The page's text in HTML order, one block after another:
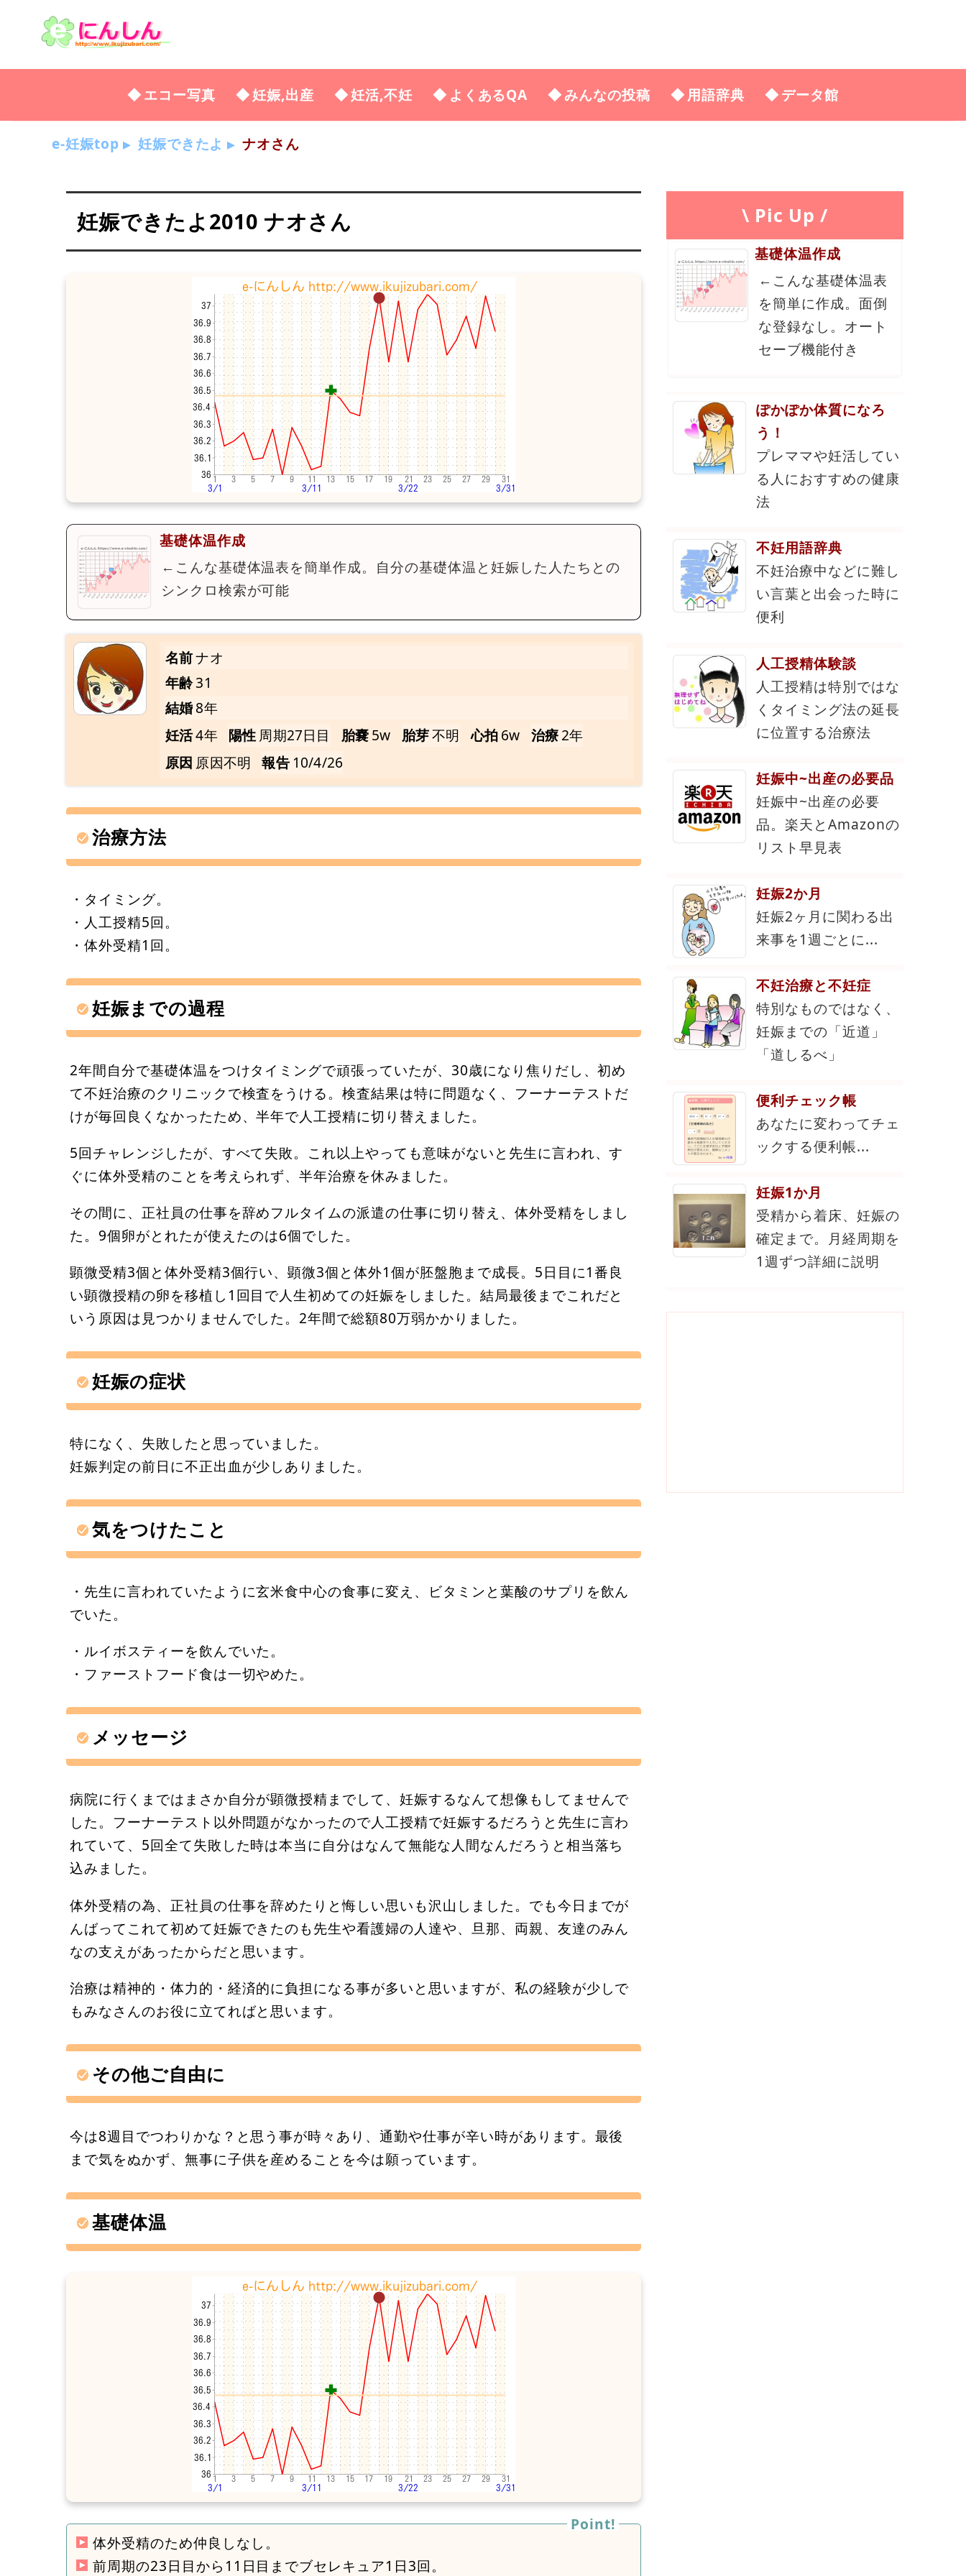
エコー写真 妊娠,出産 妊活,不妊 よくあるQA みんなの投稿 用語辞典 データ館
e-妊娠top 妊娠できたよ ナオさん
妊娠できたよ2010 ナオさん
基礎体温作成
←こんな基礎体温表を簡単作成。自分の基礎体温と妊娠した人たちとの
シンクロ検索が可能
名前ナオ
年齢31
結婚8年
妊活4年 陽性 周期27日目 胎嚢5w 胎芽不明 心拍6w 治療2年
原因 原因不明 報告 10/4/26
治療方法
・タイミング。
・人工授精5回。
・体外受精1回。
妊娠までの過程
2年間自分で基礎体温をつけタイミングで頑張っていたが、30歳になり焦りだし、初め
て不妊治療のクリニックで検査をうける。検査結果は特に問題なく、フーナーテストだ
けが毎回良くなかったため、半年で人工授精に切り替えました。
5回チャレンジしたが、すべて失敗。これ以上やっても意味がないと先生に言われ、す
ぐに体外受精のことを考えられず、半年治療を休みました。
その間に、正社員の仕事を辞めフルタイムの派遣の仕事に切り替え、体外受精をしまし
た。9個卵がとれたが使えたのは6個でした。
顕微受精3個と体外受精3個行い、顕微3個と体外1個が胚盤胞まで成長。5日目に1番良
い顕微授精の卵を移植し1回目で人生初めての妊娠をしました。結局最後までこれだと
いう原因は見つかりませんでした。2年間で総額80万弱かかりました。
妊娠の症状
特になく、失敗したと思っていました。
妊娠判定の前日に不正出血が少しありました。
気をつけたこと
・先生に言われていたように玄米食中心の食事に変え、ビタミンと葉酸のサプリを飲ん
でいた。
・ルイボスティーを飲んでいた。
・ファーストフード食は一切やめた。
メッセージ
病院に行くまではまさか自分が顕微授精までして、妊娠するなんて想像もしてませんで
した。フーナーテスト以外問題がなかったので人工授精で妊娠するだろうと先生に言わ
れていて、5回全て失敗した時は本当に自分はなんて無能な人間なんだろうと相当落ち
込みました。
体外受精の為、正社員の仕事を辞めたりと悔しい思いも沢山しました。でも今日までが
んばってこれて初めて妊娠できたのも先生や看護婦の人達や、旦那、両親、友達のみん
なの支えがあったからだと思います。
治療は精神的・体力的・経済的に負担になる事が多いと思いますが、私の経験が少しで
もみなさんのお役に立てればと思います。
その他ご自由に
今は8週目でつわりかな？と思う事が時々あり、通勤や仕事が辛い時があります。最後
まで気をぬかず、無事に子供を産めることを今は願っています。
基礎体温
体外受精のため仲良しなし。
前周期の23日目から11日目までブセレキュア1日3回。
\ Pic Up /
基礎体温作成
←こんな基礎体温表
を簡単に作成。面倒
な登録なし。オート
セーブ機能付き
ぽかぽか体質になろ
う！
プレママや妊活してい
る人におすすめの健康
法
不妊用語辞典
不妊治療中などに難し
い言葉と出会った時に
便利
人工授精体験談
人工授精は特別ではな
くタイミング法の延長
に位置する治療法
妊娠中~出産の必要品
妊娠中~出産の必要
品。楽天とAmazonの
リスト早見表
妊娠2か月
妊娠2ヶ月に関わる出
来事を1週ごとに...
不妊治療と不妊症
特別なものではなく、
妊娠までの「近道」
「道しるべ」
便利チェック帳
あなたに変わってチェ
ックする便利帳...
妊娠1か月
受精から着床、妊娠の
確定まで。月経周期を
1週ずつ詳細に説明